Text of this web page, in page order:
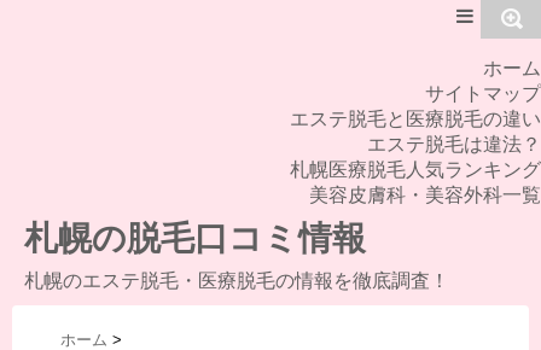
MENU
ホーム
サイトマップ
エステ脱毛と医療脱毛の違い
エステ脱毛は違法？
札幌医療脱毛人気ランキング
美容皮膚科・美容外科一覧
札幌の脱毛口コミ情報
札幌のエステ脱毛・医療脱毛の情報を徹底調査！
ホーム >